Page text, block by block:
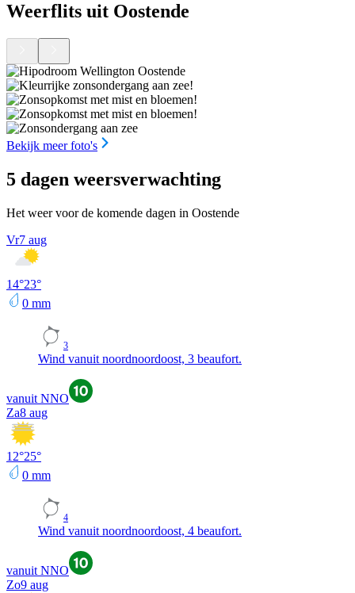
Weerflits uit Oostende
Bekijk meer foto's
5 dagen weersverwachting
Het weer voor de komende dagen in Oostende
Vr7 aug
14°23°
0 mm
3
Wind vanuit noordnoordoost, 3 beaufort.
vanuit NNO
Za8 aug
12°25°
0 mm
4
Wind vanuit noordnoordoost, 4 beaufort.
vanuit NNO
Zo9 aug